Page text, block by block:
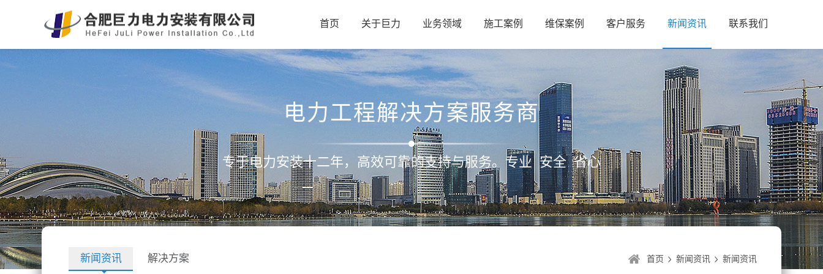
首页 关于巨力 业务领域 施工案例 维保案例 客户服务 新闻资讯 联系我们
电力工程解决方案服务商
专于电力安装十二年，高效可靠的支持与服务。专业 安全 省心
新闻资讯 解决方案 首页 新闻资讯 新闻资讯